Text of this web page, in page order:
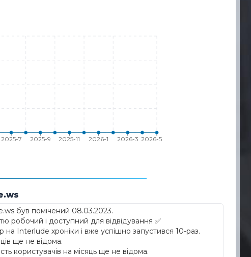
2025-7 2025-9 2025-11 2026-1 2026-3 2026-5
був помічений 08.03.2023.
робочий і доступний для відвідування ✅
Interlude хроніки і вже успішно запустився 10-раз.
ще не відома.
користувачів на місяць ще не відома.